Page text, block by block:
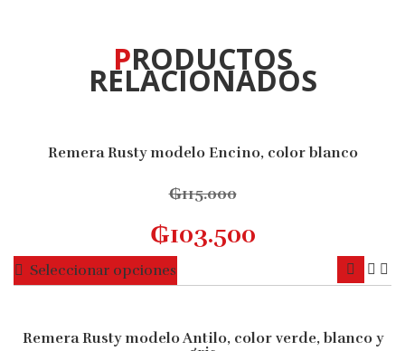
PRODUCTOS
RELACIONADOS
10% OFFRemera Rusty modelo Encino, color blanco
₲115.000
₲103.500
Seleccionar opciones
producto
múltiples
10% OFF
Remera Rusty modelo Antilo, color verde, blanco y